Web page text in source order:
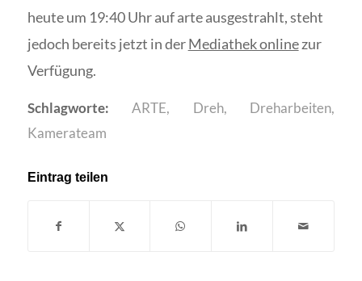
heute um 19:40 Uhr auf arte ausgestrahlt, steht
jedoch bereits jetzt in derMediathek onlinezur
Verfügung.
Schlagworte: ARTE, Dreh, Dreharbeiten,
Kamerateam
Eintrag teilen